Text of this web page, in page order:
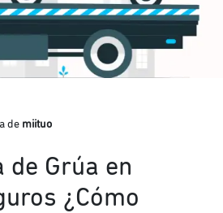
de miituo
de Grúa en
¿Cómo